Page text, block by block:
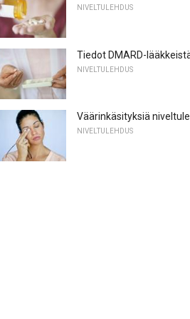
NIVELTULEHDUS
Tiedot DMARD-
NIVELTULEHDUS
Väärinkäsityksiä
NIVELTULEHDUS